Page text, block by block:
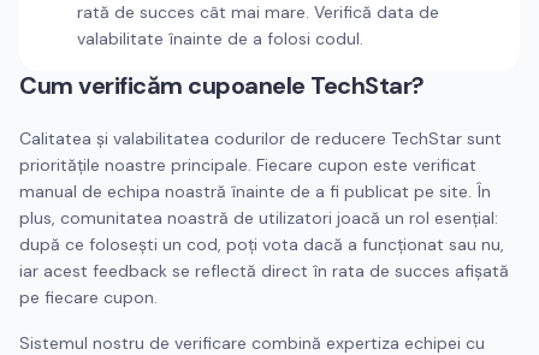
rată de succes cât mai mare. Verifică data de
valabilitate înainte de a folosi codul.
Cum verificăm cupoanele TechStar?
Calitatea și valabilitatea codurilor de reducere TechStar sunt
prioritățile noastre principale. Fiecare cupon este verificat
manual de echipa noastră înainte de a fi publicat pe site. În
plus, comunitatea noastră de utilizatori joacă un rol esențial:
după ce folosești un cod, poți vota dacă a funcționat sau nu,
iar acest feedback se reflectă direct în rata de succes afișată
pe fiecare cupon.
Sistemul nostru de verificare combină expertiza echipei cu